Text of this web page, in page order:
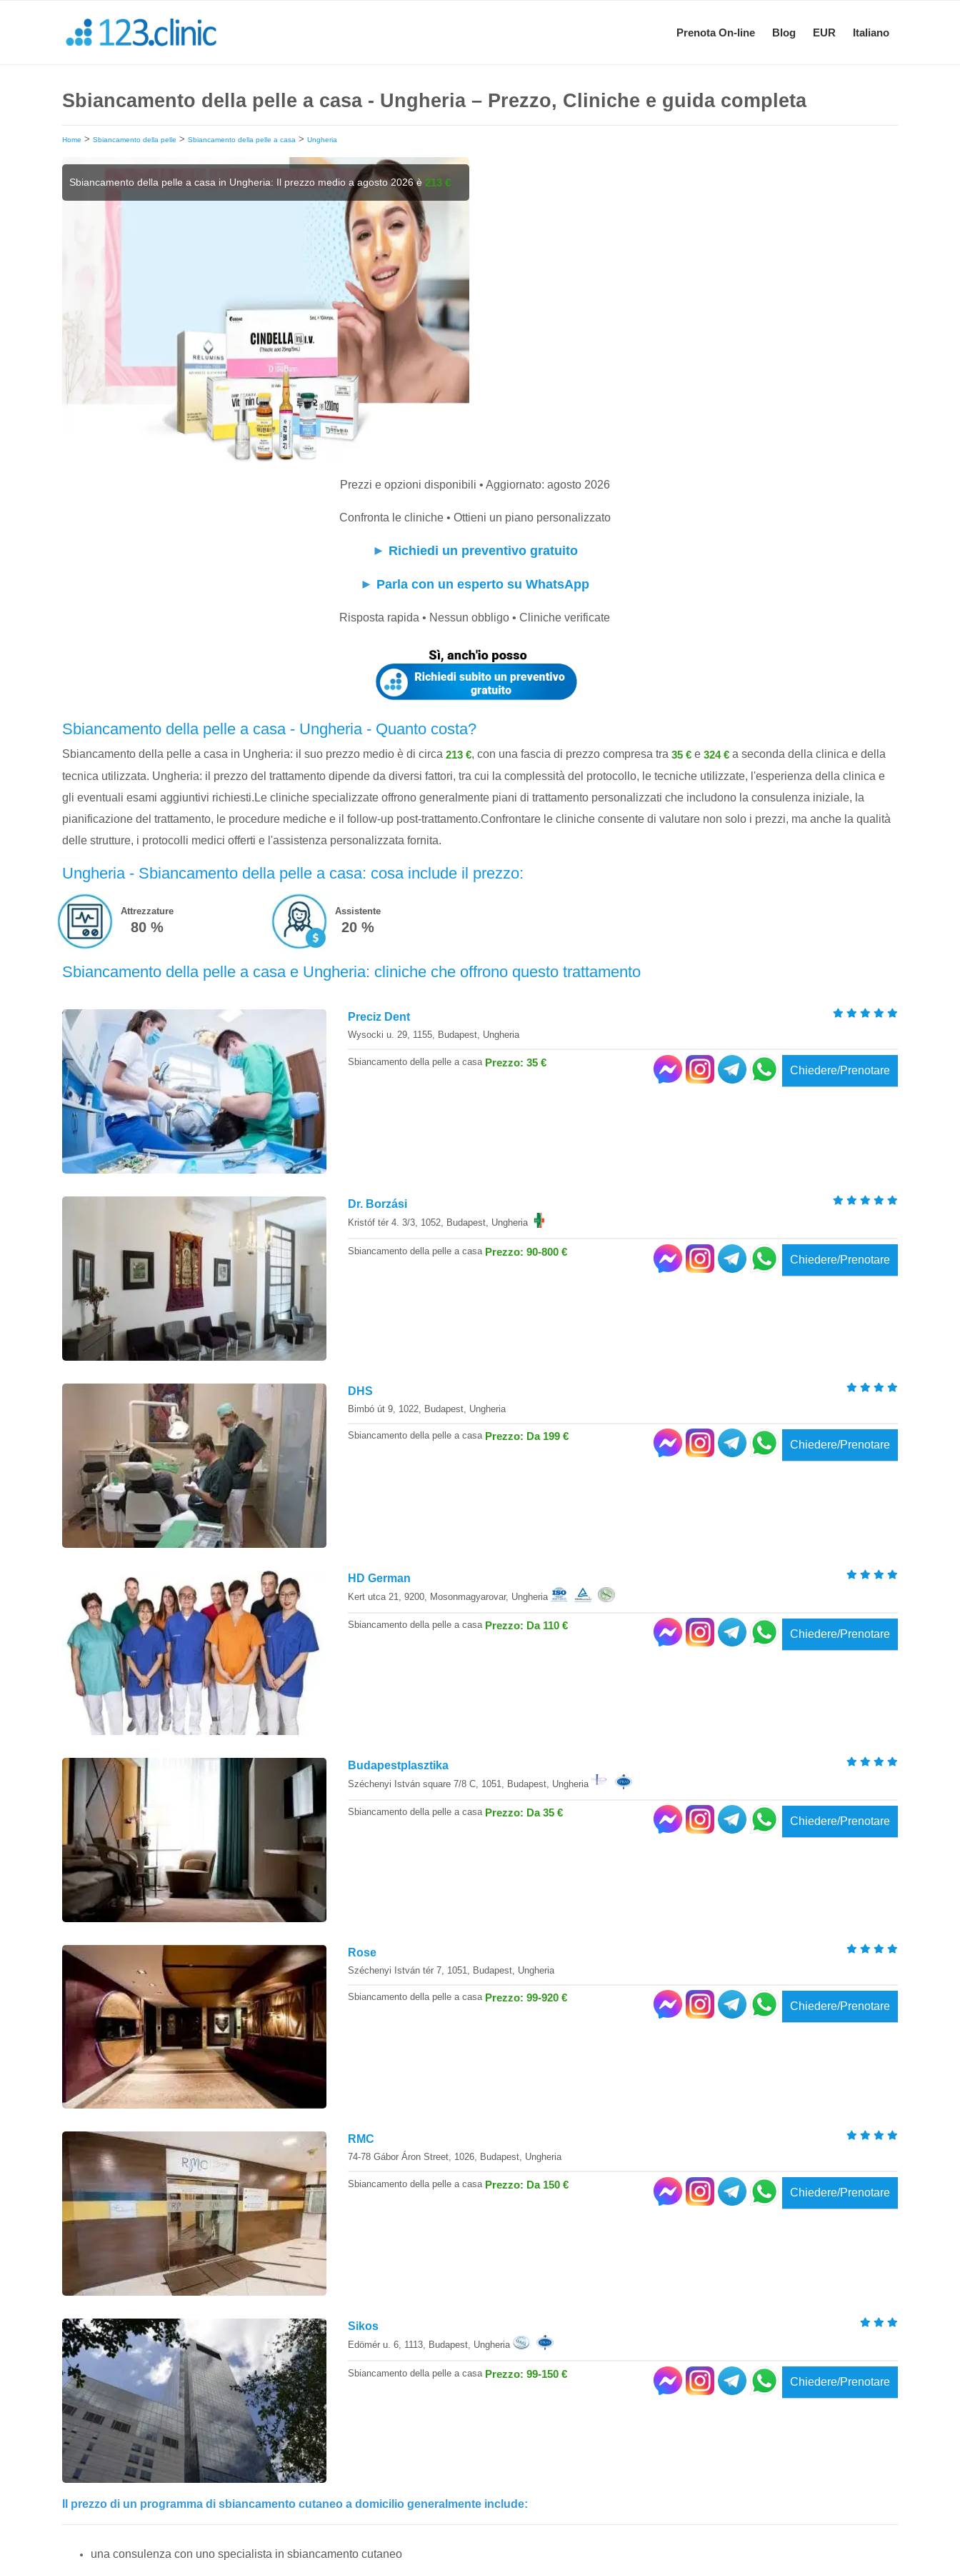
Prenota On-line Blog EUR Italiano
Sbiancamento della pelle a casa - Ungheria – Prezzo, Cliniche e guida completa
Home > Sbiancamento della pelle > Sbiancamento della pelle a casa > Ungheria
Sbiancamento della pelle a casa in Ungheria: Il prezzo medio a agosto 2026 è 213 €
Prezzi e opzioni disponibili • Aggiornato: agosto 2026
Confronta le cliniche • Ottieni un piano personalizzato
► Richiedi un preventivo gratuito
► Parla con un esperto su WhatsApp
Risposta rapida • Nessun obbligo • Cliniche verificate
Sbiancamento della pelle a casa - Ungheria - Quanto costa?
Sbiancamento della pelle a casa in Ungheria: il suo prezzo medio è di circa 213 €, con una fascia di prezzo compresa tra 35 € e 324 € a seconda della clinica e della
tecnica utilizzata. Ungheria: il prezzo del trattamento dipende da diversi fattori, tra cui la complessità del protocollo, le tecniche utilizzate, l'esperienza della clinica e
gli eventuali esami aggiuntivi richiesti.Le cliniche specializzate offrono generalmente piani di trattamento personalizzati che includono la consulenza iniziale, la
pianificazione del trattamento, le procedure mediche e il follow-up post-trattamento.Confrontare le cliniche consente di valutare non solo i prezzi, ma anche la qualità
delle strutture, i protocolli medici offerti e l'assistenza personalizzata fornita.
Ungheria - Sbiancamento della pelle a casa: cosa include il prezzo:
Attrezzature
80 %
Assistente
20 %
Sbiancamento della pelle a casa e Ungheria: cliniche che offrono questo trattamento
Preciz Dent
Wysocki u. 29, 1155, Budapest, Ungheria
Sbiancamento della pelle a casa Prezzo: 35 €
Chiedere/Prenotare
Dr. Borzási
Kristóf tér 4. 3/3, 1052, Budapest, Ungheria
Sbiancamento della pelle a casa Prezzo: 90-800 €
Chiedere/Prenotare
DHS
Bimbó út 9, 1022, Budapest, Ungheria
Sbiancamento della pelle a casa Prezzo: Da 199 €
Chiedere/Prenotare
HD German
Kert utca 21, 9200, Mosonmagyarovar, Ungheria
Sbiancamento della pelle a casa Prezzo: Da 110 €
Chiedere/Prenotare
Budapestplasztika
Széchenyi István square 7/8 C, 1051, Budapest, Ungheria
Sbiancamento della pelle a casa Prezzo: Da 35 €
Chiedere/Prenotare
Rose
Széchenyi István tér 7, 1051, Budapest, Ungheria
Sbiancamento della pelle a casa Prezzo: 99-920 €
Chiedere/Prenotare
RMC
74-78 Gábor Áron Street, 1026, Budapest, Ungheria
Sbiancamento della pelle a casa Prezzo: Da 150 €
Chiedere/Prenotare
Sikos
Edömér u. 6, 1113, Budapest, Ungheria
Sbiancamento della pelle a casa Prezzo: 99-150 €
Chiedere/Prenotare
Il prezzo di un programma di sbiancamento cutaneo a domicilio generalmente include:
una consulenza con uno specialista in sbiancamento cutaneo